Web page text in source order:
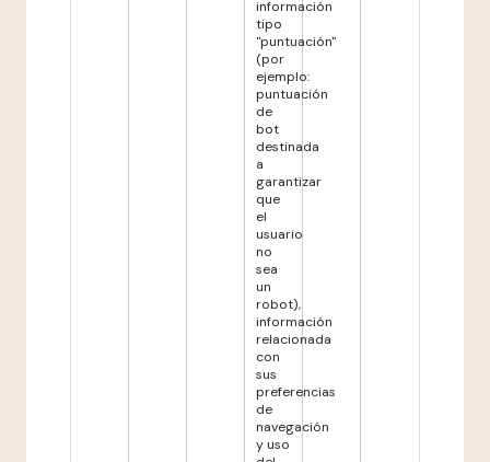
información
tipo
"puntuación"
(por
ejemplo:
puntuación
de
bot
destinada
a
garantizar
que
el
usuario
no
sea
un
robot),
información
relacionada
con
sus
preferencias
de
navegación
y uso